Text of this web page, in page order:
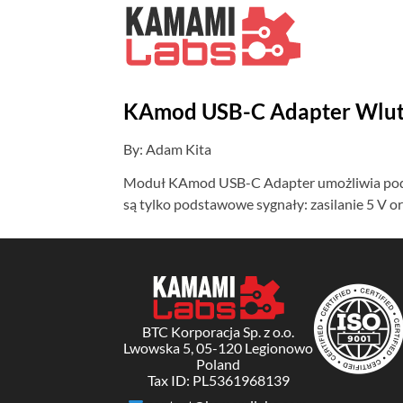
KAmod USB-C Adapter
By: Adam Kita
Moduł KAmod USB-C Adapter umożliwia
są tylko podstawowe sygnały: zasilanie 5 V
BTC Korporacja Sp. z o.o.
Lwowska 5, 05-120 Legionowo
Poland
Tax ID: PL5361968139